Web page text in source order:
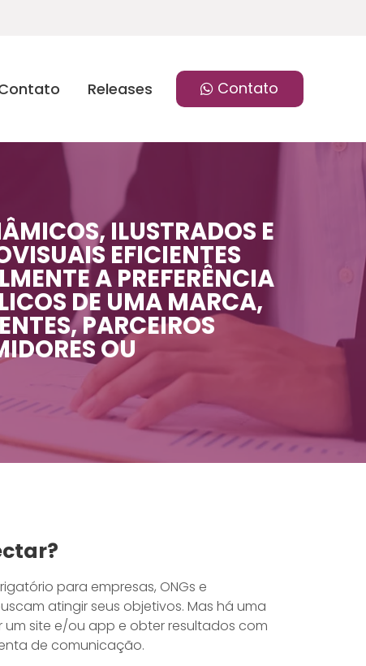
Releases Contato
ILUSTRADOS E
EFICIENTES
A PREFERÊNCIA
DE UMA MARCA,
PARCEIROS
OU
para empresas, ONGs e
atingir seus objetivos. Mas há uma
site e/ou app e obter resultados com
de comunicação.